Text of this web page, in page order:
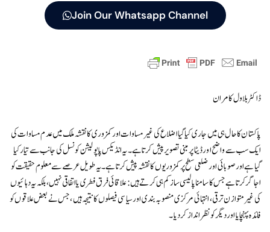
Join Our Whatsapp Channel
ڈاکٹر بلاول کامران
پاکستان کا حال ہی میں جاری کیا گیا اضلاع کی غیر مساوات اور کمزوری کا نقشہ ملک میں عدم مساوات کی
ایک سب سے واضح اور ڈیٹا پر مبنی تصویر پیش کرتا ہے۔ یہ انڈیکس پاپولیشن کونسل کی جانب سے تیار کیا
گیا ہے اور صوبائی اور ضلعی سطح پر کمزوریوں کا نقشہ پیش کرتا ہے۔ یہ طویل عرصے سے معلوم حقیقت کو
اجاگر کرتا ہے جس کا سامنا پالیسی ساز کم ہی کرتے ہیں: علاقائی فرق فطری یا اتفاقی نہیں، بلکہ یہ دہائیوں
کی غیر متوازن ترقی، انتہائی مرکزی منصوبہ بندی اور سیاسی فیصلوں کا نتیجہ ہیں، جس نے بعض علاقوں کو
فائدہ پہنچایا اور دیگر کو نظر انداز کر دیا۔